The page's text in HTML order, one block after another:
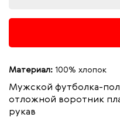
Материал: 100% хлопок
Мужской футболка-
отложной воротник
рукав